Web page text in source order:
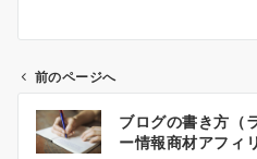
投
稿
前のページへ
ブログの書き方（
ー情報商材アフィ